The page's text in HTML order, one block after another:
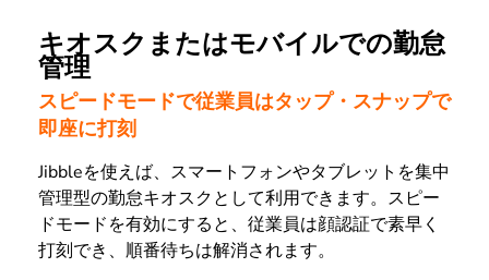
キオスクまたはモバイルでの勤怠
管理
スピードモードで従業員はタップ・スナップで
即座に打刻
Jibbleを使えば、スマートフォンやタブレットを集中
管理型の勤怠キオスクとして利用できます。スピー
ドモードを有効にすると、従業員は顔認証で素早く
打刻でき、順番待ちは解消されます。